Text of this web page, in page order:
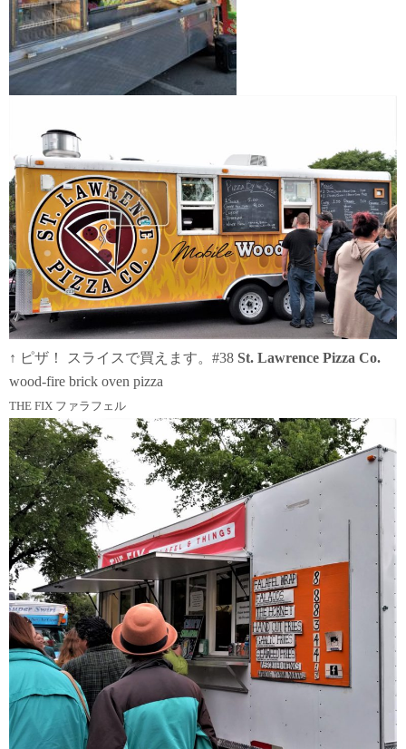
↑ ピザ！ スライスで買えます。#38 St. Lawrence Pizza Co.
wood-fire brick oven pizza
THE FIX ファラフェル